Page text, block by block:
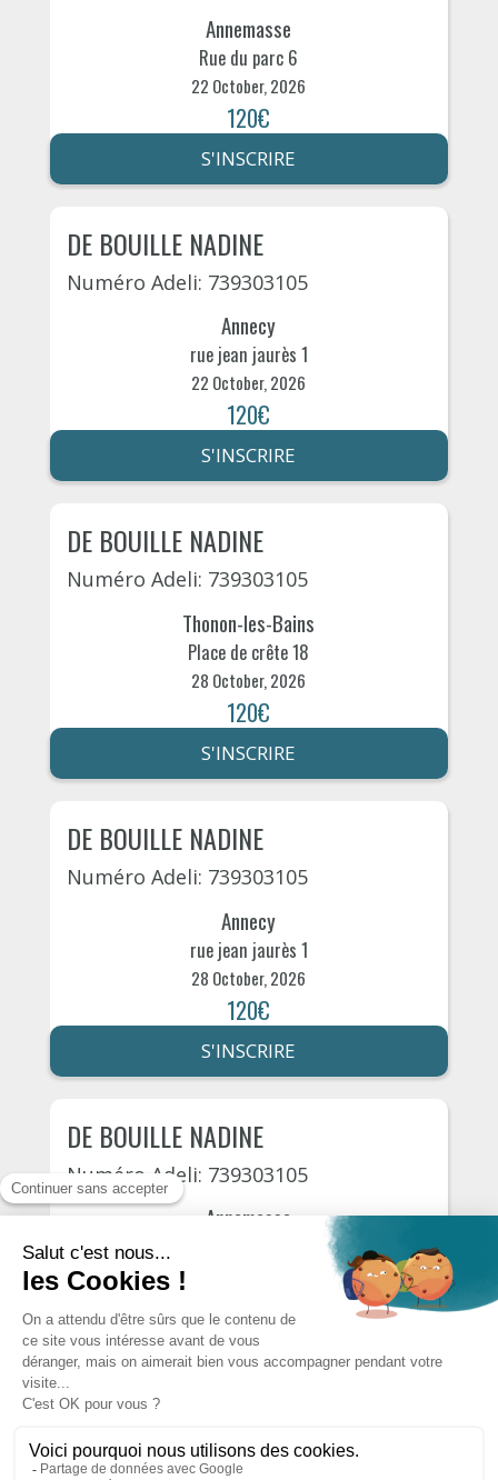
Annemasse
Rue du parc 6
22 October, 2026
120€
S'INSCRIRE
DE BOUILLE NADINE
Numéro Adeli: 739303105
Annecy
rue jean jaurès 1
22 October, 2026
120€
S'INSCRIRE
DE BOUILLE NADINE
Numéro Adeli: 739303105
Thonon-les-Bains
Place de crête 18
28 October, 2026
120€
S'INSCRIRE
DE BOUILLE NADINE
Numéro Adeli: 739303105
Annecy
rue jean jaurès 1
28 October, 2026
120€
S'INSCRIRE
DE BOUILLE NADINE
Numéro Adeli: 739303105
Annemasse
120€
S'INSCRIRE
DÉPARTEMENT